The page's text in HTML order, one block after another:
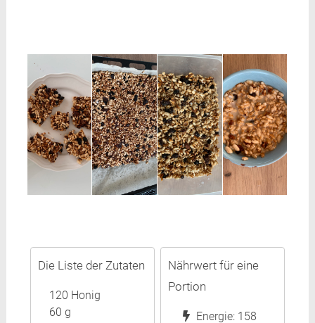
Die Liste der Zutaten
120 Honig
60 g
Nährwert für eine
Portion
Energie: 158